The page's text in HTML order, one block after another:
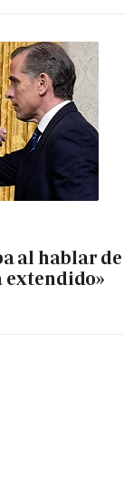
al hablar de
extendido»